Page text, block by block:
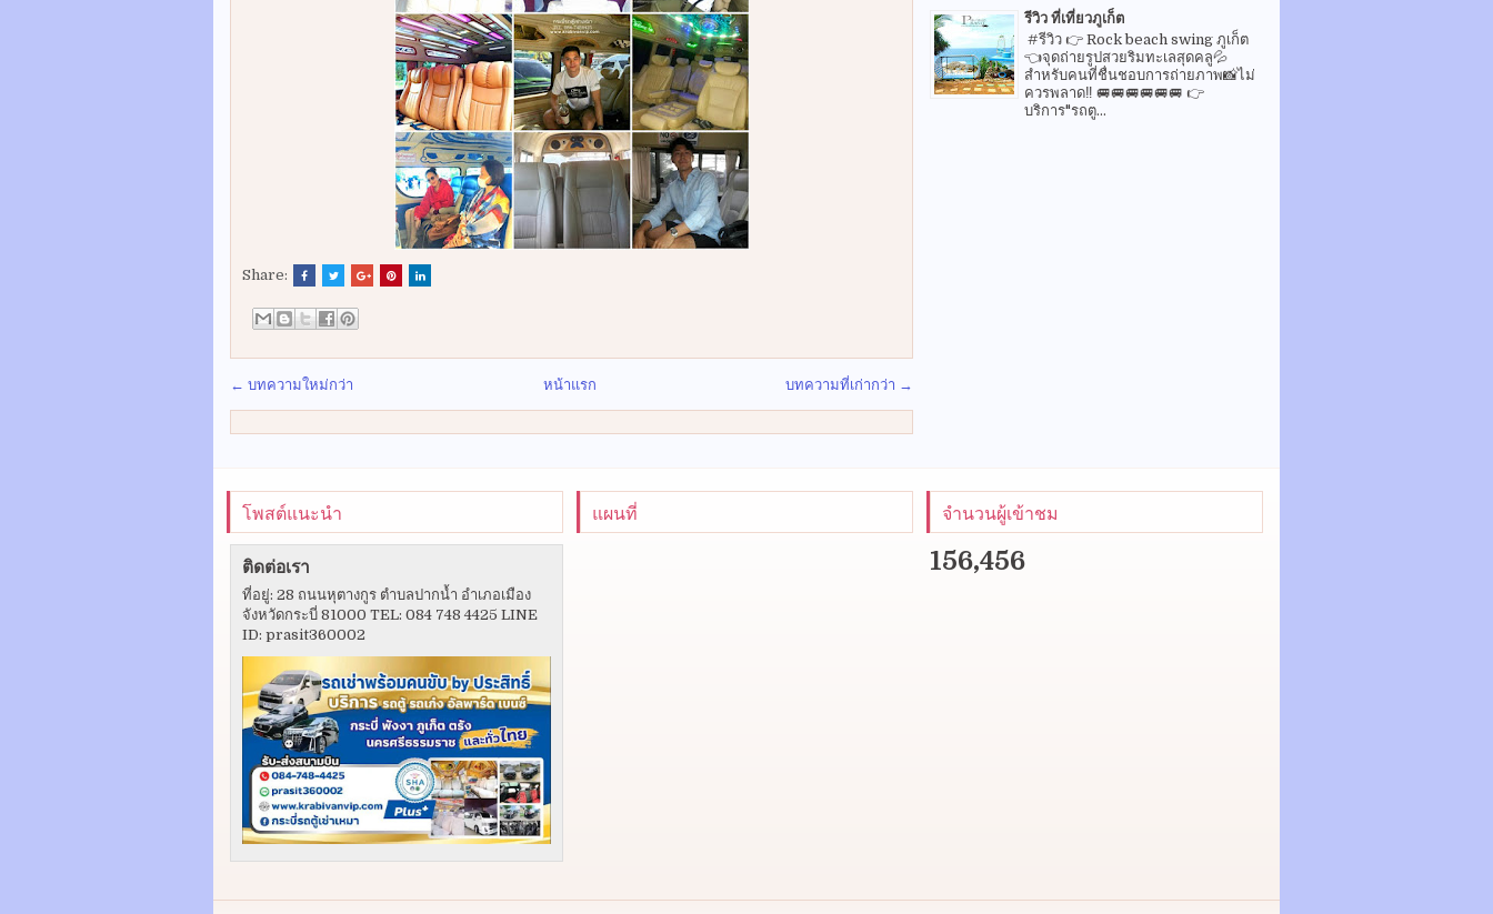
Share:
← บทความใหม่กว่า บทความที่เก่ากว่า →
หน้าแรก
รีวิว ที่เที่ยวภูเก็ต
#รีวิว 👉 Rock beach swing ภูเก็ต
👈จุดถ่ายรูปสวยริมทะเลสุดคลู💦
สำหรับคนที่ชื่นชอบการถ่ายภาพ📸ไม่
ควรพลาด‼️ 🚐🚐🚐🚐🚐🚐 👉
บริการ"รถตู...
โพสต์แนะนำ
ติดต่อเรา
ที่อยู่: 28 ถนนหุตางกูร ตำบลปากน้ำ อำเภอเมือง
จังหวัดกระบี่ 81000 TEL: 084 748 4425 LINE
ID: prasit360002
แผนที่ จำนวนผู้เข้าชม
156,456